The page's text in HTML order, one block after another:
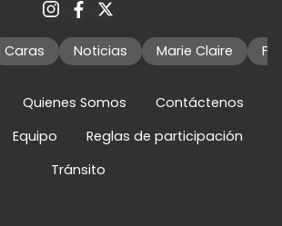
Caras Noticias Marie Claire
Quienes Somos
Contáctenos
Equipo
Reglas de participación
Tránsito